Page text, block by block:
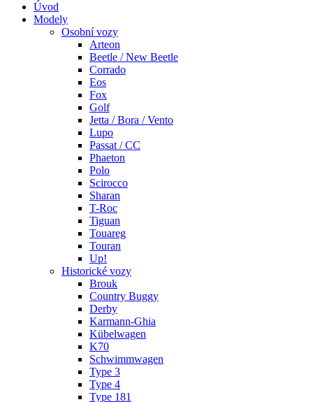
Úvod
Modely
Osobní vozy
Arteon
Beetle / New Beetle
Corrado
Eos
Fox
Golf
Jetta / Bora / Vento
Lupo
Passat / CC
Phaeton
Polo
Scirocco
Sharan
T-Roc
Tiguan
Touareg
Touran
Up!
Historické vozy
Brouk
Country Buggy
Derby
Karmann-Ghia
Kübelwagen
K70
Schwimmwagen
Type 3
Type 4
Type 181